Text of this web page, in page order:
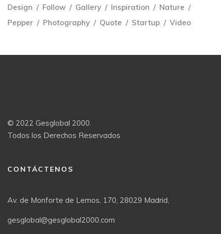
Design
Follow Gallery Inspiration
Nature
Pepper
Photography Quote Startup Video
© 2022 Gesglobal 2000.
Todos los Derechos Reservados
CONTÁCTENOS
Av. de Monforte de Lemos, 170, 28029 Madrid,
gesglobal@gesglobal2000.com